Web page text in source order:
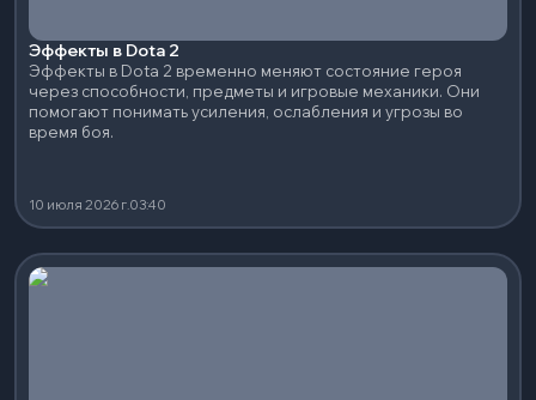
Эффекты в Dota 2
Эффекты в Dota 2 временно меняют состояние героя
через способности, предметы и игровые механики. Они
помогают понимать усиления, ослабления и угрозы во
время боя.
10 июля 2026 г.03:40